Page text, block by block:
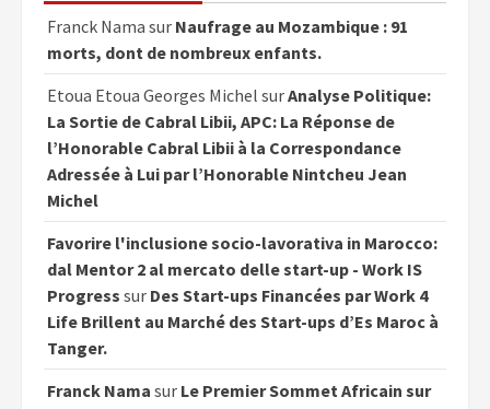
Franck Nama sur Naufrage au Mozambique : 91
morts, dont de nombreux enfants.
Etoua Etoua Georges Michel surAnalyse Politique:
La Sortie de Cabral Libii, APC: La Réponse de
l’Honorable Cabral Libii à la Correspondance
Adressée à Lui par l’Honorable Nintcheu Jean
Michel
Favorire l'inclusione socio-lavorativa in Marocco:
dal Mentor 2 al mercato delle start-up - Work IS
Progress sur Des Start-ups Financées par Work 4
Life Brillent au Marché des Start-ups d’Es Maroc à
Tanger.
Franck Nama sur Le Premier Sommet Africain sur